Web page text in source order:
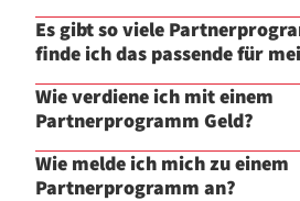
Es gibt so viele
finde ich das passende für
Wie verdiene ich mit einem
Partnerprogramm Geld?
Wie melde ich mich zu einem
Partnerprogramm an?